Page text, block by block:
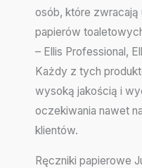
osób, które zwracają
papierów
– Ellis Professional,
Każdy z tych
wysoką jakością i
oczekiwania nawet
klientów.
Ręczniki papierowe